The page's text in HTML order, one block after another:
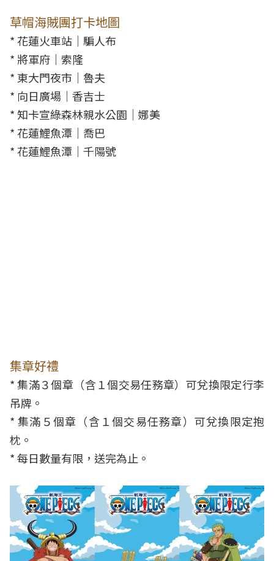
草帽海賊團打卡地圖
* 花蓮火車站｜騙人布
* 將軍府｜索隆
* 東大門夜市｜魯夫
* 向日廣場｜香吉士
* 知卡宣綠森林親水公園｜娜美
* 花蓮鯉魚潭｜喬巴
* 花蓮鯉魚潭｜千陽號
集章好禮
* 集滿３個章（含１個交易任務章）可兌換限定行李
吊牌。
* 集滿５個章（含１個交易任務章）可兌換限定抱
枕。
* 每日數量有限，送完為止。